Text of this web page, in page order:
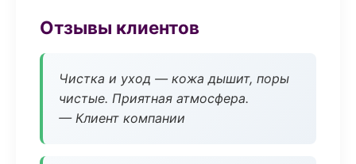
Отзывы клиентов
Чистка и уход — кожа дышит, поры
чистые. Приятная атмосфера.
— Клиент компании